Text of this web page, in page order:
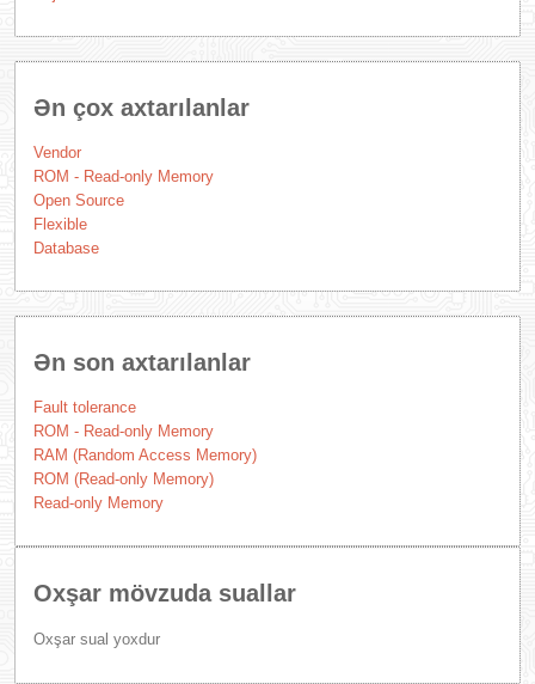
Ən çox axtarılanlar
Vendor
ROM - Read-only Memory
Open Source
Flexible
Database
Ən son axtarılanlar
Fault tolerance
ROM - Read-only Memory
RAM (Random Access Memory)
ROM (Read-only Memory)
Read-only Memory
Oxşar mövzuda suallar
Oxşar sual yoxdur